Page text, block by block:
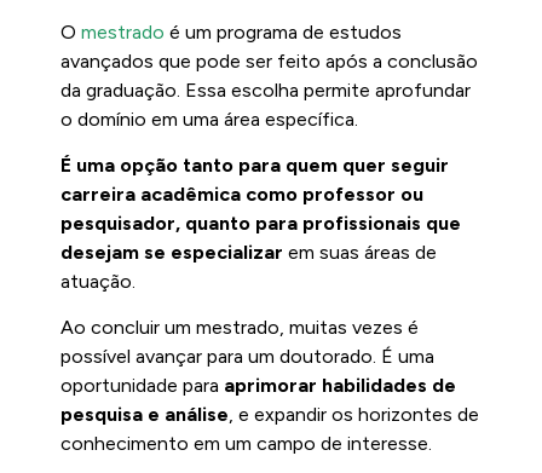
O mestrado é um programa de estudos
avançados que pode ser feito após a conclusão
da graduação. Essa escolha permite aprofundar
o domínio em uma área específica.
É uma opção tanto para quem quer seguir
carreira acadêmica como professor ou
pesquisador, quanto para profissionais que
desejam se especializar em suas áreas de
atuação.
Ao concluir um mestrado, muitas vezes é
possível avançar para um doutorado. É uma
oportunidade para aprimorar habilidades de
pesquisa e análise, e expandir os horizontes de
conhecimento em um campo de interesse.